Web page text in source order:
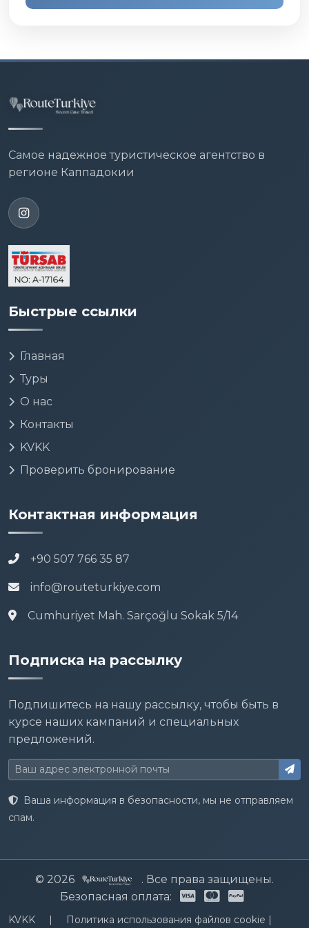
Самое надежное туристическое агентство в
регионе Каппадокии
Быстрые ссылки
Главная
Туры
О нас
Контакты
KVKK
Проверить бронирование
Контактная информация
+90 507 766 35 87
info@routeturkiye.com
Cumhuriyet Mah. Sarçoğlu Sokak 5/14
Подписка на рассылку
Подпишитесь на нашу рассылку, чтобы быть в
курсе наших кампаний и специальных
предложений.
Ваша информация в безопасности, мы не отправляем
спам.
© 2026
. Все права защищены.
Безопасная оплата:
KVKK | Политика использования файлов cookie |